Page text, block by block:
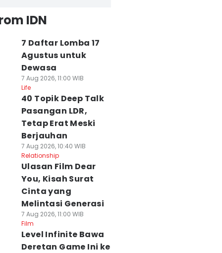
IDN
7 Daftar Lomba 17
Agustus untuk
Dewasa
7 Aug 2026, 11:00 WIB
Life
40 Topik Deep Talk
Pasangan LDR,
Tetap Erat Meski
Berjauhan
7 Aug 2026, 10:40 WIB
Relationship
Ulasan Film Dear
You, Kisah Surat
Cinta yang
Melintasi Generasi
7 Aug 2026, 11:00 WIB
Film
Level Infinite Bawa
Deretan Game Ini ke